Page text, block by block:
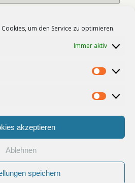
um den Service zu optimieren.
Immer aktiv
akzeptieren
Ablehnen
speichern
speichern.
Zum Seitenanfang
Desktop